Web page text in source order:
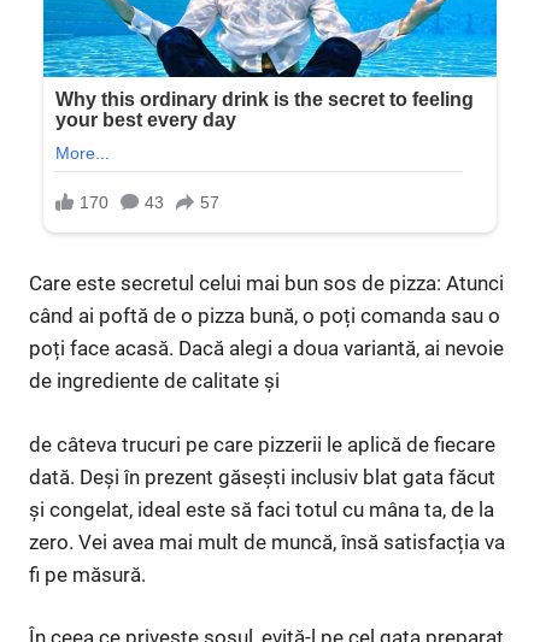
Care este secretul celui mai bun sos de pizza: Atunci
când ai poftă de o pizza bună, o poți comanda sau o
poți face acasă. Dacă alegi a doua variantă, ai nevoie
de ingrediente de calitate și
de câteva trucuri pe care pizzerii le aplică de fiecare
dată. Deși în prezent găsești inclusiv blat gata făcut
și congelat, ideal este să faci totul cu mâna ta, de la
zero. Vei avea mai mult de muncă, însă satisfacția va
fi pe măsură.